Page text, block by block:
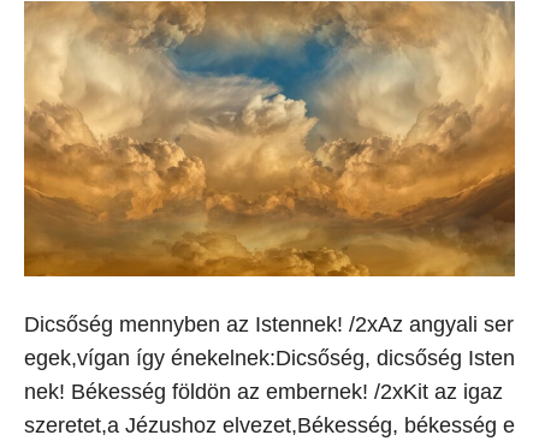
Dicsőség mennyben az Istennek! /2xAz angyali ser
egek,vígan így énekelnek:Dicsőség, dicsőség Isten
nek! Békesség földön az embernek! /2xKit az igaz
szeretet,a Jézushoz elvezet,Békesség, békesség e